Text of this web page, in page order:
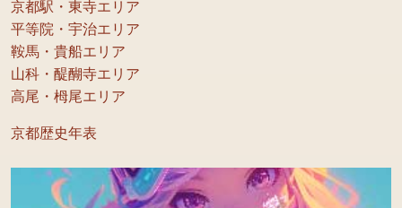
京都駅・東寺エリア
平等院・宇治エリア
鞍馬・貴船エリア
山科・醍醐寺エリア
高尾・栂尾エリア
京都歴史年表